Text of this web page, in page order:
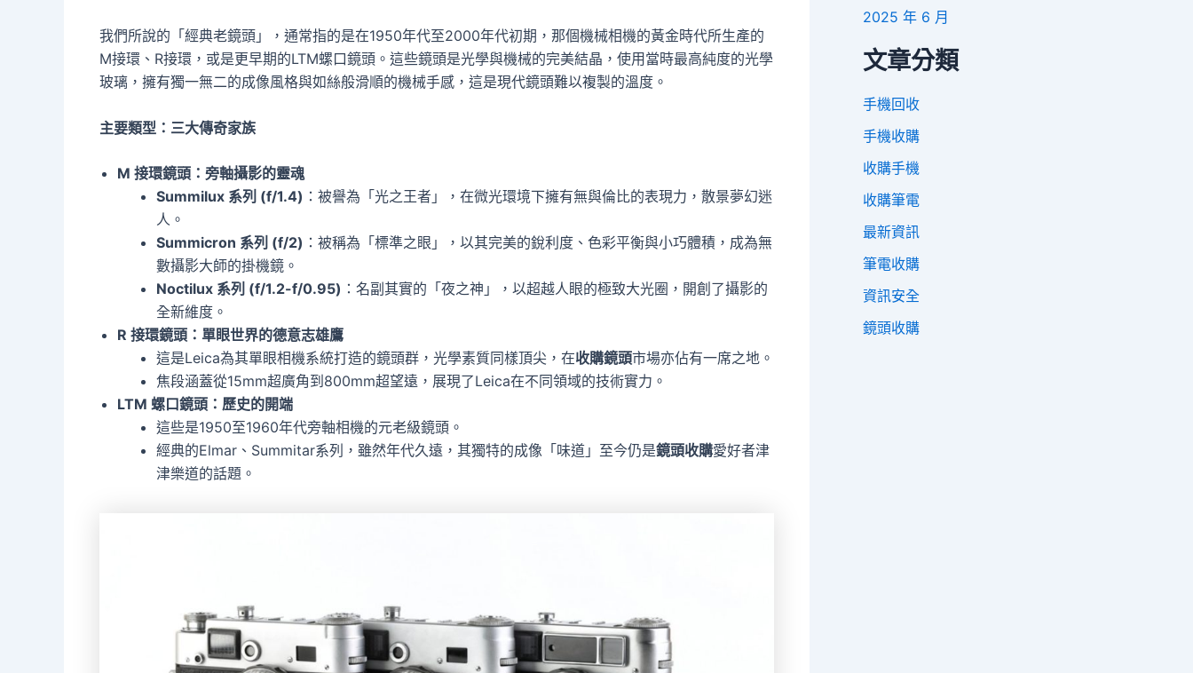
我們所說的「經典老鏡頭」，通常指的是在1950年代至2000年代初期，那個機械相機的黃金時代所生產的
M接環、R接環，或是更早期的LTM螺口鏡頭。這些鏡頭是光學與機械的完美結晶，使用當時最高純度的光學
玻璃，擁有獨一無二的成像風格與如絲般滑順的機械手感，這是現代鏡頭難以複製的溫度。
主要類型：三大傳奇家族
M 接環鏡頭：旁軸攝影的靈魂
Summilux 系列 (f/1.4) ：被譽為「光之王者」，在微光環境下擁有無與倫比的表現力，散景夢幻迷
人。
Summicron 系列 (f/2) ：被稱為「標準之眼」，以其完美的銳利度、色彩平衡與小巧體積，成為無
數攝影大師的掛機鏡。
Noctilux 系列 (f/1.2-f/0.95) ：名副其實的「夜之神」，以超越人眼的極致大光圈，開創了攝影的
全新維度。
R 接環鏡頭：單眼世界的德意志雄鷹
這是Leica為其單眼相機系統打造的鏡頭群，光學素質同樣頂尖，在收購鏡頭市場亦佔有一席之地。
焦段涵蓋從15mm超廣角到800mm超望遠，展現了Leica在不同領域的技術實力。
LTM 螺口鏡頭：歷史的開端
這些是1950至1960年代旁軸相機的元老級鏡頭。
經典的Elmar、Summitar系列，雖然年代久遠，其獨特的成像「味道」至今仍是鏡頭收購愛好者津
津樂道的話題。
2025 年 6 月
文章分類
手機回收
手機收購
收購手機
收購筆電
最新資訊
筆電收購
資訊安全
鏡頭收購